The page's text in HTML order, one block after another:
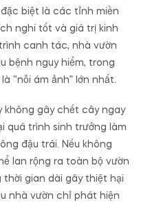
biệt là các tỉnh miền
nghi tốt và giá trị kinh
canh tác, nhà vườn
bệnh nguy hiểm, trong
“nỗi ám ảnh” lớn nhất.
không gây chết cây ngay
quá trình sinh trưởng làm
đậu trái. Nếu không
lan rộng ra toàn bộ vườn
gian dài gây thiệt hại
nhà vườn chỉ phát hiện